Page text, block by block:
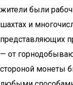
жители были
шахтах и
представляющих
— от
стороной монеты